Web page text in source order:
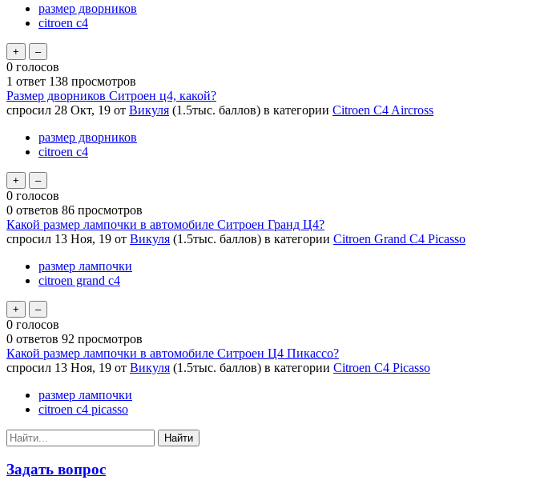
размер дворников
citroen c4
0 голосов
1 ответ 138 просмотров
Размер дворников Ситроен ц4, какой?
спросил 28 Окт, 19 от Викуля (1.5тыс. баллов) в категории Citroen C4 Aircross
размер дворников
citroen c4
0 голосов
0 ответов 86 просмотров
Какой размер лампочки в автомобиле Ситроен Гранд Ц4?
спросил 13 Ноя, 19 от Викуля (1.5тыс. баллов) в категории Citroen Grand C4 Picasso
размер лампочки
citroen grand c4
0 голосов
0 ответов 92 просмотров
Какой размер лампочки в автомобиле Ситроен Ц4 Пикассо?
спросил 13 Ноя, 19 от Викуля (1.5тыс. баллов) в категории Citroen C4 Picasso
размер лампочки
citroen c4 picasso
Задать вопрос